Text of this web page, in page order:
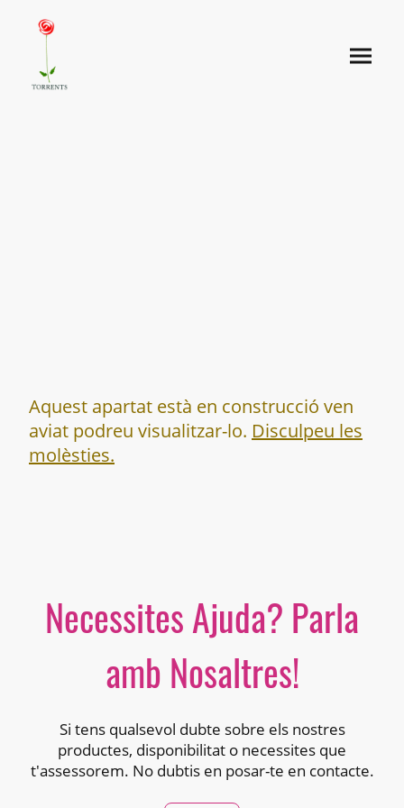
Aquest apartat està en construcció ven
aviat podreu visualitzar-lo. Disculpeu les
molèsties.
Necessites Ajuda? Parla
amb Nosaltres!
Si tens qualsevol dubte sobre els nostres
productes, disponibilitat o necessites que
t'assessorem. No dubtis en posar-te en contacte.